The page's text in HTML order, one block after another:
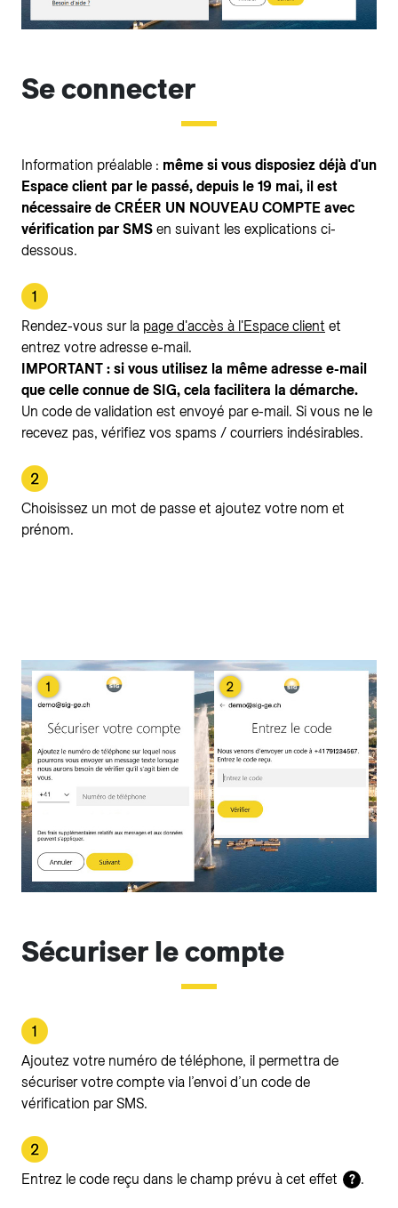
Se connecter
Information préalable : même si vous disposiez déjà d'un
Espace client par le passé, depuis le 19 mai, il est
nécessaire de CRÉER UN NOUVEAU COMPTE avec
vérification par SMS en suivant les explications ci-
dessous.
Rendez-vous sur la page d'accès à l'Espace client et
entrez votre adresse e-mail.
IMPORTANT : si vous utilisez la même adresse e-mail
que celle connue de SIG, cela facilitera la démarche.
Un code de validation est envoyé par e-mail. Si vous ne le
recevez pas, vérifiez vos spams / courriers indésirables.
Choisissez un mot de passe et ajoutez votre nom et
prénom.
Sécuriser le compte
Ajoutez votre numéro de téléphone, il permettra de
sécuriser votre compte via l’envoi d’un code de
vérification par SMS.
Entrez le code reçu dans le champ prévu à cet effet ? .